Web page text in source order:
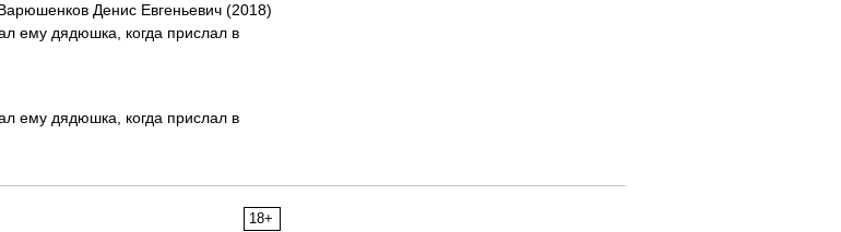
Денис Евгеньевич (2018)
ему дядюшка, когда прислал в
ему дядюшка, когда прислал в
18+